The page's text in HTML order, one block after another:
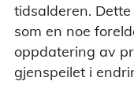
tidsalderen.
som en noe
oppdatering av
gjenspeilet i